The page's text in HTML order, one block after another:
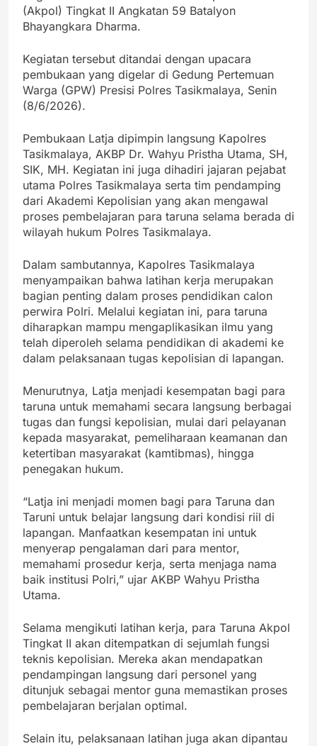
(Akpol) Tingkat II Angkatan 59 Batalyon
Bhayangkara Dharma.
Kegiatan tersebut ditandai dengan upacara
pembukaan yang digelar di Gedung Pertemuan
Warga (GPW) Presisi Polres Tasikmalaya, Senin
(8/6/2026).
Pembukaan Latja dipimpin langsung Kapolres
Tasikmalaya, AKBP Dr. Wahyu Pristha Utama, SH,
SIK, MH. Kegiatan ini juga dihadiri jajaran pejabat
utama Polres Tasikmalaya serta tim pendamping
dari Akademi Kepolisian yang akan mengawal
proses pembelajaran para taruna selama berada di
wilayah hukum Polres Tasikmalaya.
Dalam sambutannya, Kapolres Tasikmalaya
menyampaikan bahwa latihan kerja merupakan
bagian penting dalam proses pendidikan calon
perwira Polri. Melalui kegiatan ini, para taruna
diharapkan mampu mengaplikasikan ilmu yang
telah diperoleh selama pendidikan di akademi ke
dalam pelaksanaan tugas kepolisian di lapangan.
Menurutnya, Latja menjadi kesempatan bagi para
taruna untuk memahami secara langsung berbagai
tugas dan fungsi kepolisian, mulai dari pelayanan
kepada masyarakat, pemeliharaan keamanan dan
ketertiban masyarakat (kamtibmas), hingga
penegakan hukum.
“Latja ini menjadi momen bagi para Taruna dan
Taruni untuk belajar langsung dari kondisi riil di
lapangan. Manfaatkan kesempatan ini untuk
menyerap pengalaman dari para mentor,
memahami prosedur kerja, serta menjaga nama
baik institusi Polri,” ujar AKBP Wahyu Pristha
Utama.
Selama mengikuti latihan kerja, para Taruna Akpol
Tingkat II akan ditempatkan di sejumlah fungsi
teknis kepolisian. Mereka akan mendapatkan
pendampingan langsung dari personel yang
ditunjuk sebagai mentor guna memastikan proses
pembelajaran berjalan optimal.
Selain itu, pelaksanaan latihan juga akan dipantau